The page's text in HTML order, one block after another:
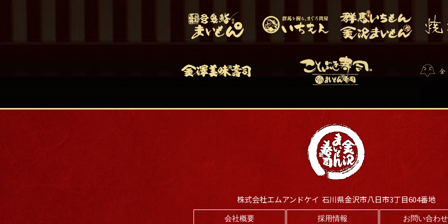
株式会社エムアンドケイ 石川県金沢市八日市3丁目604番地
会社概要 採用情報 お問い合わせ